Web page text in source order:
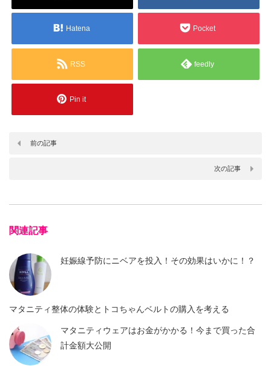
Hatena Pocket
RSS feedly
Pin it
前の記事
次の記事
関連記事
妊娠線予防にニベアを投入！その効果はいかに！？
マタニティ整体の体験とトコちゃんベルトの購入を考える
マタニティウェアはお金がかかる！今まで買った合
計金額大公開